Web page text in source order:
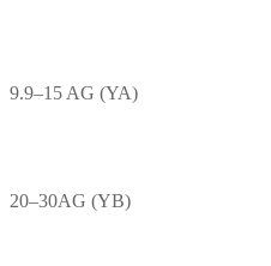
9.9–15 AG (YA)
20–30AG (YB)